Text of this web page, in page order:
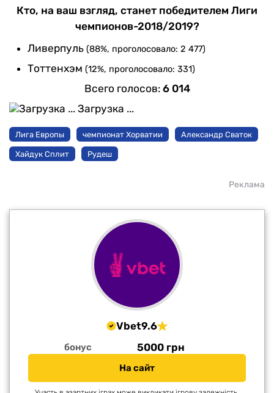
Кто, на ваш взгляд, станет победителем Лиги
чемпионов-2018/2019?
Ливерпуль (88%, проголосовало: 2 477)
Тоттенхэм (12%, проголосовало: 331)
Всего голосов: 6 014
Загрузка ...
Лига Европы чемпионат Хорватии Александр Сваток
Хайдук Сплит Рудеш
Реклама
Vbet9.6
бонус 5000 грн
На сайт